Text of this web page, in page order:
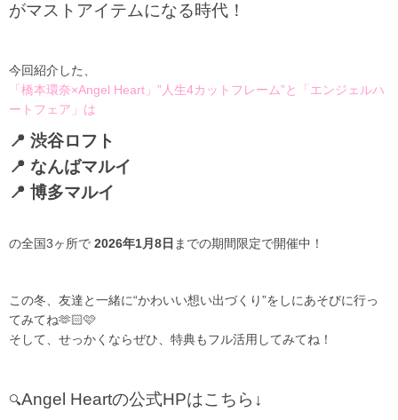
がマストアイテムになる時代！
今回紹介した、
「橋本環奈×Angel Heart」”人生4カットフレーム”と「エンジェルハ
ートフェア」は
📍 渋谷ロフト
📍 なんばマルイ
📍 博多マルイ
の全国3ヶ所で 2026年1月8日 までの期間限定で開催中！
この冬、友達と一緒に“かわいい想い出づくり”をしにあそびに行っ
てみてね🫶🏻🩷
そして、せっかくならぜひ、特典もフル活用してみてね！
🔍Angel Heartの公式HPはこちら↓